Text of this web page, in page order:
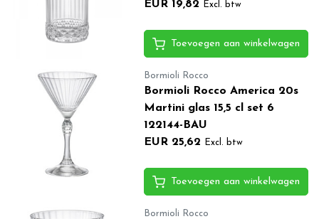
EUR 19,82
Excl. btw
Toevoegen aan winkelwagen
Bormioli Rocco
Bormioli Rocco America 20s
Martini glas 15,5 cl set 6
122144-BAU
EUR 25,62
Excl. btw
Toevoegen aan winkelwagen
Bormioli Rocco